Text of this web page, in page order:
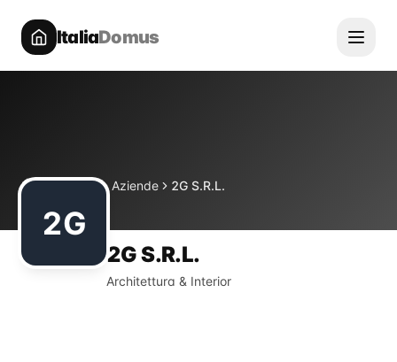
ItaliaDomus
HomeDirectory Aziende 2G S.R.L.
2G
2G S.R.L.
Architettura & Interior